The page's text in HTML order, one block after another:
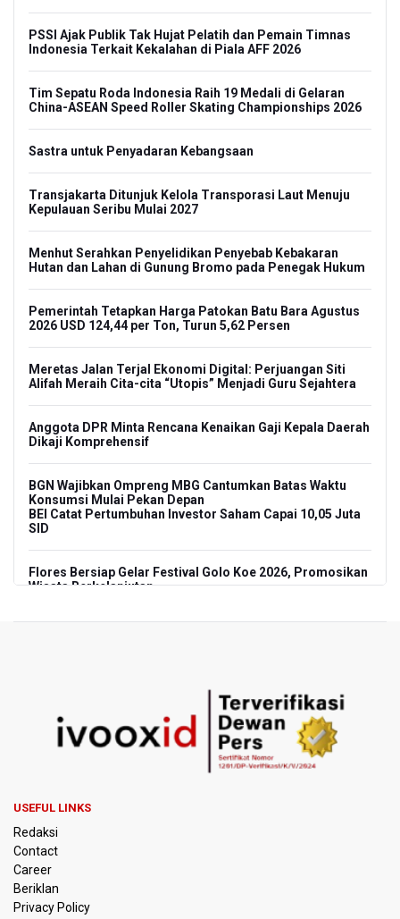
PSSI Ajak Publik Tak Hujat Pelatih dan Pemain Timnas
Indonesia Terkait Kekalahan di Piala AFF 2026
Tim Sepatu Roda Indonesia Raih 19 Medali di Gelaran
China-ASEAN Speed Roller Skating Championships 2026
Sastra untuk Penyadaran Kebangsaan
Transjakarta Ditunjuk Kelola Transporasi Laut Menuju
Kepulauan Seribu Mulai 2027
Menhut Serahkan Penyelidikan Penyebab Kebakaran
Hutan dan Lahan di Gunung Bromo pada Penegak Hukum
Pemerintah Tetapkan Harga Patokan Batu Bara Agustus
2026 USD 124,44 per Ton, Turun 5,62 Persen
Meretas Jalan Terjal Ekonomi Digital: Perjuangan Siti
Alifah Meraih Cita-cita “Utopis” Menjadi Guru Sejahtera
Anggota DPR Minta Rencana Kenaikan Gaji Kepala Daerah
Dikaji Komprehensif
BGN Wajibkan Ompreng MBG Cantumkan Batas Waktu
Konsumsi Mulai Pekan Depan
BEI Catat Pertumbuhan Investor Saham Capai 10,05 Juta
SID
Flores Bersiap Gelar Festival Golo Koe 2026, Promosikan
Wisata Berkelanjutan
Bencana Gempa Bumi dan Tsunami di Bali
Pemprov Jabar Sediakan Knalpot Standar Gratis di Pos
Polisi saat Razia Knalpot Brong
Struktur Perekonomian Nasional
Insiden Penembakan Terjadi di Festival Budaya Lembah
Kebakaran Hutan dan Lahan Terjadi di Sejumlah Wilayah
USEFUL LINKS
Redaksi
Contact
Career
Beriklan
Privacy Policy